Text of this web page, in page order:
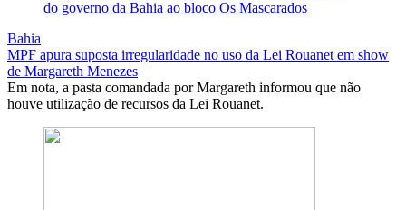
Bahia
MPF apura suposta irregularidade no uso da Lei Rouanet em show
de Margareth Menezes
Em nota, a pasta comandada por Margareth informou que não
houve utilização de recursos da Lei Rouanet.